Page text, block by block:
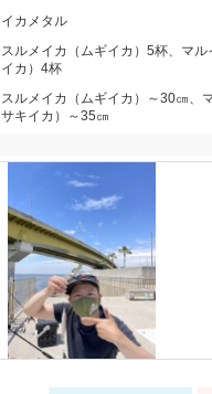
イカメタル
スルメイカ（ムギイカ）5杯、マル
イカ）4杯
スルメイカ（ムギイカ）～30㎝、
サキイカ）～35㎝